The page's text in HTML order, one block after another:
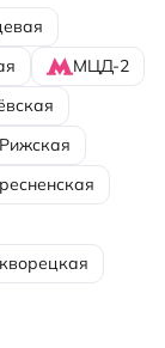
МЦД-2